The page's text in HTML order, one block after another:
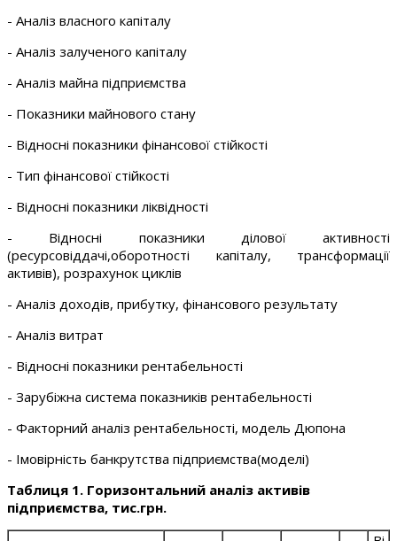
- Аналіз власного капіталу
- Аналіз залученого капіталу
- Аналіз майна підприємства
- Показники майнового стану
- Відносні показники фінансової стійкості
- Тип фінансової стійкості
- Відносні показники ліквідності
- Відносні показники ділової активності
(ресурсовіддачі,оборотності капіталу, трансформації
активів), розрахунок циклів
- Аналіз доходів, прибутку, фінансового результату
- Аналіз витрат
- Відносні показники рентабельності
- Зарубіжна система показників рентабельності
- Факторний аналіз рентабельності, модель Дюпона
- Імовірність банкрутства підприємства(моделі)
Таблиця 1. Горизонтальний аналіз активів
підприємства, тис.грн.